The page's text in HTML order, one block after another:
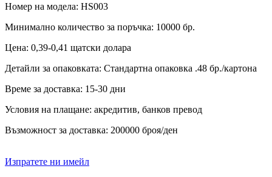
Номер на модела: HS003
Минимално количество за поръчка: 10000 бр.
Цена: 0,39-0,41 щатски долара
Детайли за опаковката: Стандартна опаковка .48 бр./картона
Време за доставка: 15-30 дни
Условия на плащане: акредитив, банков превод
Възможност за доставка: 200000 броя/ден
Изпратете ни имейл